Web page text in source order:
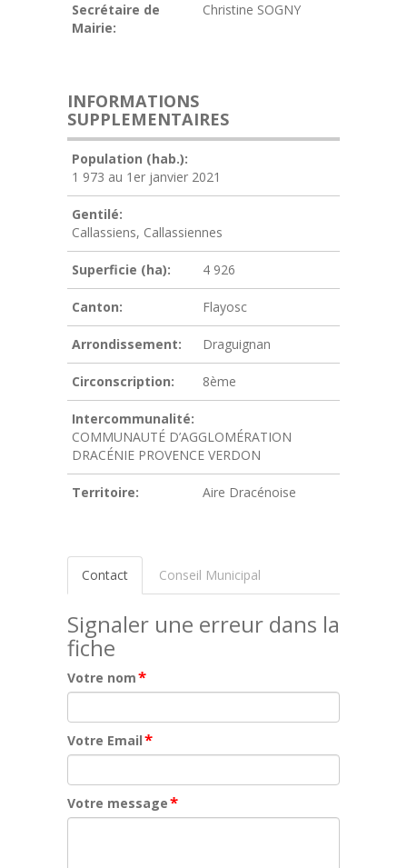
Secrétaire de
Mairie:
Christine SOGNY
INFORMATIONS
SUPPLEMENTAIRES
Population (hab.):
1 973 au 1er janvier 2021
Gentilé:
Callassiens, Callassiennes
Superficie (ha): 4 926
Canton: Flayosc
Arrondissement: Draguignan
Circonscription: 8ème
Intercommunalité:
COMMUNAUTÉ D’AGGLOMÉRATION
DRACÉNIE PROVENCE VERDON
Territoire: Aire Dracénoise
Contact Conseil Municipal
Signaler une erreur dans la
fiche
Votre nom*
Votre Email*
Votre message*